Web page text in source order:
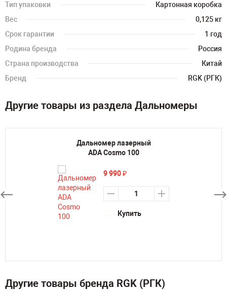
Тип упаковки
Картонная коробка
Вес
0,125 кг
Срок гарантии
1 год
Родина бренда
Россия
Страна производства
Китай
Бренд
RGK (РГК)
Другие товары из раздела Дальномеры
Дальномер лазерный
ADA Cosmo 100
9 990₽
Купить
Другие товары бренда RGK (РГК)